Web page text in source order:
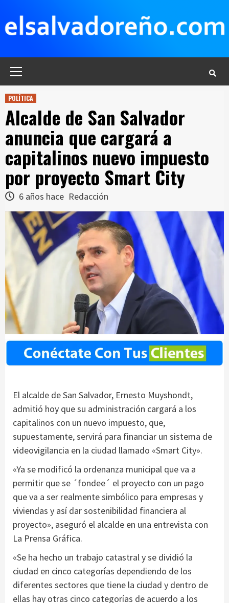
contenido
POLÍTICA
Alcalde de San Salvador
anuncia que cargará a
capitalinos nuevo impuesto
por proyecto Smart City
6 años hace Redacción
El alcalde de San Salvador, Ernesto Muyshondt,
admitió hoy que su administración cargará a los
capitalinos con un nuevo impuesto, que,
supuestamente, servirá para financiar un sistema de
videovigilancia en la ciudad llamado «Smart City».
«Ya se modificó la ordenanza municipal que va a
permitir que se ´fondee´ el proyecto con un pago
que va a ser realmente simbólico para empresas y
viviendas y así dar sostenibilidad financiera al
proyecto», aseguró el alcalde en una entrevista con
La Prensa Gráfica.
«Se ha hecho un trabajo catastral y se dividió la
ciudad en cinco categorías dependiendo de los
diferentes sectores que tiene la ciudad y dentro de
ellas hay otras cinco categorías de acuerdo a los